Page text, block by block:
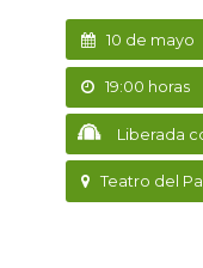
10 de mayo
19:00 horas
Liberada
Teatro del